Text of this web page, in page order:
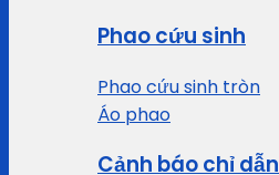
Phao cứu sinh
Phao cứu sinh tròn
Áo phao
Cảnh báo chỉ dẫn